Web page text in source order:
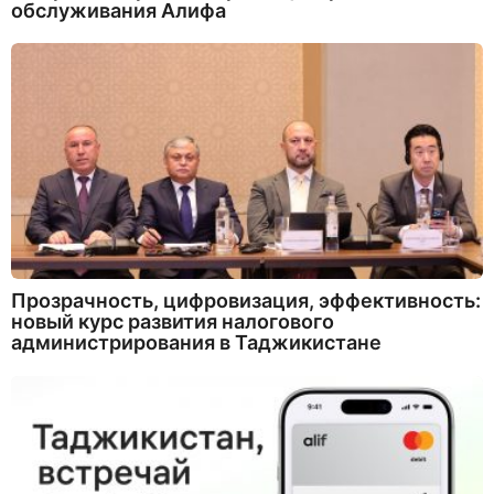
обслуживания Алифа
Прозрачность, цифровизация, эффективность:
новый курс развития налогового
администрирования в Таджикистане